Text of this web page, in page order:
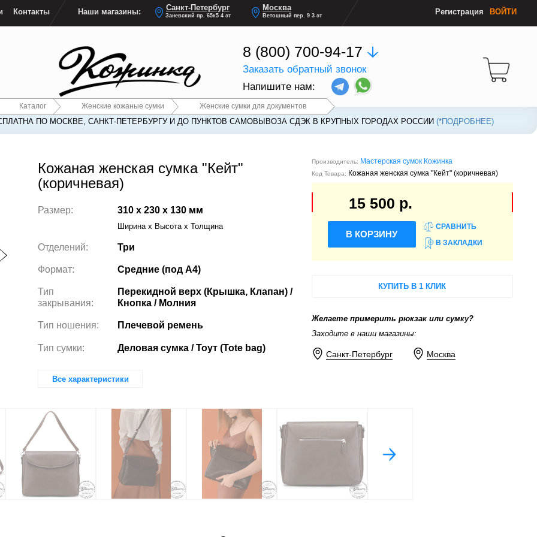
Контакты Наши магазины: Санкт-Петербург
Заневский пр. 65к5 4 эт
Москва
Ветошный пер. 9 3 эт Регистрация ВОЙТИ
8 (800) 700-94-17
Заказать обратный звонок
Напишите нам:
Каталог Женские кожаные сумки Женские сумки для документов
ПО МОСКВЕ, САНКТ-ПЕТЕРБУРГУ И ДО ПУНКТОВ САМОВЫВОЗА СДЭК В КРУПНЫХ ГОРОДАХ РОССИИ (*ПОДРОБНЕЕ)
ПО МОСКВЕ, САНКТ-ПЕТЕРБУРГУ И ДО ПУНКТОВ САМОВЫВОЗА СДЭК В КРУПНЫХ ГОРОДАХ РОССИИ (*ПОДРОБНЕЕ)
Кожаная женская сумка "Кейт"
(коричневая)
Размер: 310 x 230 x 130 мм
Ширина x Высота x Толщина
Отделений: Три
Формат: Средние (под А4)
Тип
закрывания:
Перекидной верх (Крышка, Клапан) /
Кнопка / Молния
Тип ношения: Плечевой ремень
Тип сумки: Деловая сумка / Тоут (Tote bag)
Все характеристики
Производитель: Мастерская сумок Кожинка
Код Товара: Кожаная женская сумка "Кейт" (коричневая)
15 500 р.
В КОРЗИНУ
СРАВНИТЬ
В ЗАКЛАДКИ
КУПИТЬ В 1 КЛИК
Желаете примерить рюкзак или сумку?
Заходите в наши магазины:
Санкт-Петербург Москва